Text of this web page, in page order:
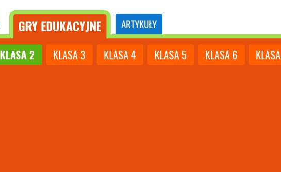
GRYEDUKACYJNE ARTYKUŁY
KLASA 2 KLASA 3 KLASA4 KLASA 5 KLASA 6 KLASA